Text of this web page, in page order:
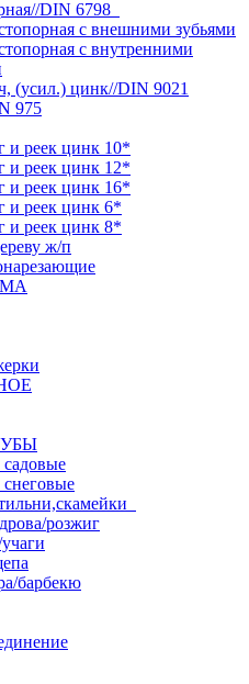
DIN 6798
с внешними зубьями
с внутренними
(усил.) цинк//DIN 9021
975
и реек цинк 10*
и реек цинк 12*
и реек цинк 16*
и реек цинк 6*
и реек цинк 8*
ж/п
розжиг
барбекю